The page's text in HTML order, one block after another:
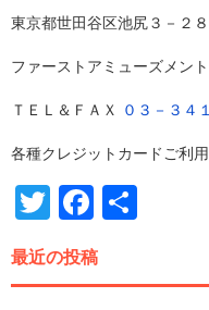
東京都世田谷区池尻３－２
ファーストアミューズメン
ＴＥＬ＆ＦＡＸ ０３－３４
各種クレジットカードご利用
Twitter
最近の投稿